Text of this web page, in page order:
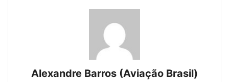
Alexandre Barros (Aviação Brasil)